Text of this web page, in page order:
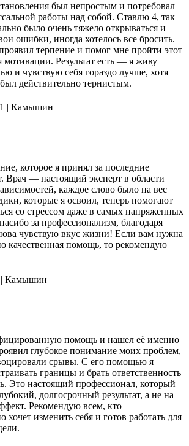
был непростым и потребовал
работы над собой. Ставлю 4, так
было очень тяжело открываться и
ошибки, иногда хотелось все бросить.
терпение и помог мне пройти этот
мотивации. Результат есть — я живу
и чувствую себя гораздо лучше, хотя
действительно тернистым.
| Камышин
которое я принял за последние
Врач — настоящий эксперт в области
каждое слово было на вес
которые я освоил, теперь помогают
со стрессом даже в самых напряженных
за профессионализм, благодаря
чувствую вкус жизни! Если вам нужна
качественная помощь, то рекомендую
| Камышин
помощь и нашел её именно
глубокое понимание моих проблем,
срывы. С его помощью я
границы и брать ответственность
Это настоящий профессионал, который
долгосрочный результат, а не на
Рекомендую всем, кто
хочет изменить себя и готов работать для